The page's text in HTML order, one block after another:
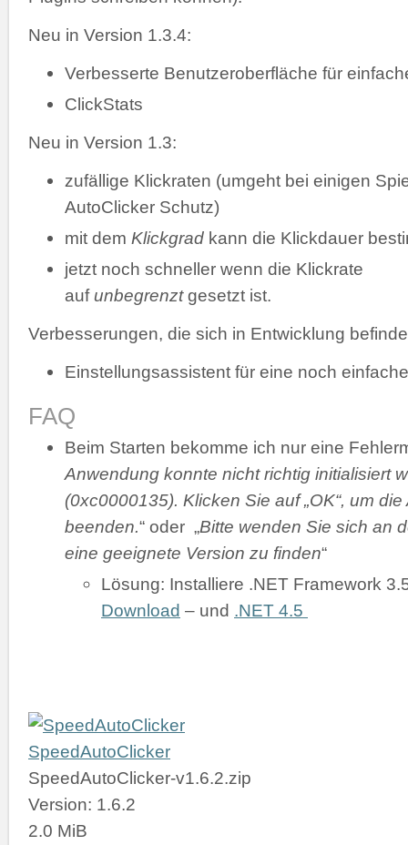
Neu in Version 1.3.4:
Verbesserte Benutzeroberfläche für
ClickStats
Neu in Version 1.3:
zufällige Klickraten (umgeht bei einigen
AutoClicker Schutz)
mit dem Klickgrad kann die Klickdauer
jetzt noch schneller wenn die Klickrate
aufunbegrenztgesetzt ist.
Verbesserungen, die sich in Entwicklung
Einstellungsassistent für eine noch
FAQ
Beim Starten bekomme ich nur eine
Anwendung konnte nicht richtig initialisiert
(0xc0000135). Klicken Sie auf „OK“, um
beenden.“ oder „Bitte wenden Sie sich an
eine geeignete Version zu finden“
Lösung: Installiere .NET Framework
Download – und .NET 4.5
SpeedAutoClicker
SpeedAutoClicker-v1.6.2.zip
Version: 1.6.2
2.0 MiB